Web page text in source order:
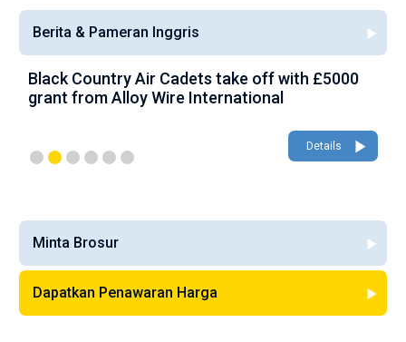
Berita & Pameran Inggris
Black Country Air Cadets take off with £5000
grant from Alloy Wire International
Details
Minta Brosur
Dapatkan Penawaran Harga